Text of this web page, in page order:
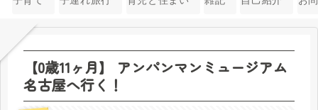
【0歳11ヶ月】 アンパンマンミュージアム
名古屋へ行く！